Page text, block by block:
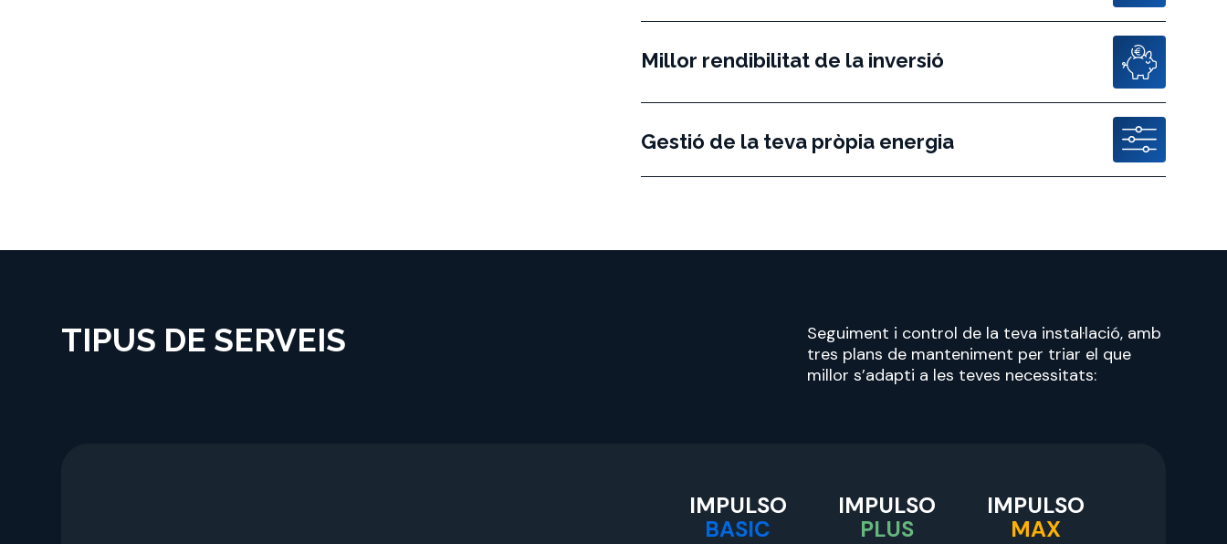
Millor rendibilitat de la inversió
Gestió de la teva pròpia energia
TIPUS DE SERVEIS
Seguiment i control de la teva instal·lació, amb
tres plans de manteniment per triar el que
millor s’adapti a les teves necessitats:
IMPULSO
BASIC
IMPULSO
PLUS
IMPULSO
MAX